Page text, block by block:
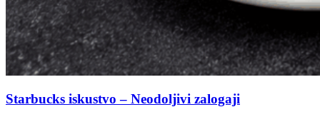
Starbucks iskustvo – Neodoljivi zalogaji